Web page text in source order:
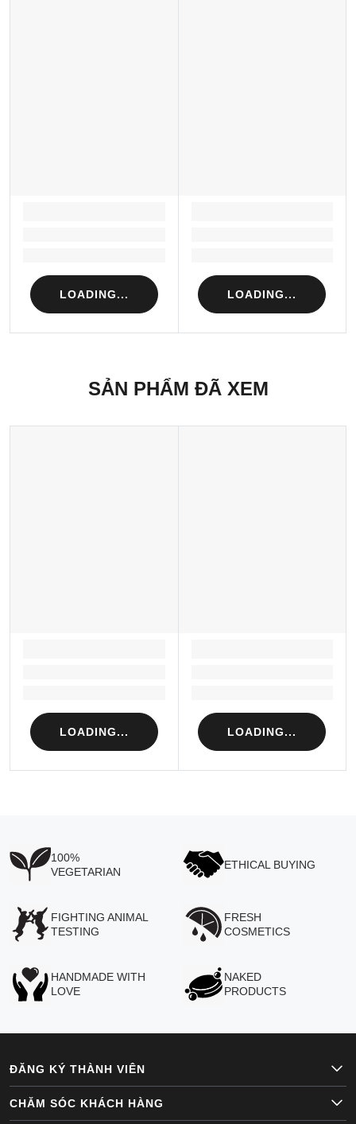
LOADING... LOADING...
SẢN PHẨM ĐÃ XEM
LOADING... LOADING...
100%
VEGETARIAN
ETHICAL BUYING
FIGHTING ANIMAL
TESTING
FRESH
COSMETICS
HANDMADE WITH
LOVE
NAKED
PRODUCTS
ĐĂNG KÝ THÀNH VIÊN
CHĂM SÓC KHÁCH HÀNG